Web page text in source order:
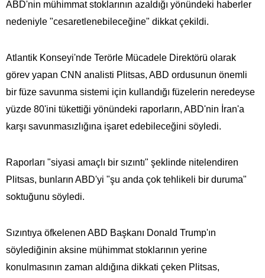
ABD'nin mühimmat stoklarının azaldığı yönündeki haberler
nedeniyle "cesaretlenebileceğine" dikkat çekildi.
Atlantik Konseyi'nde Terörle Mücadele Direktörü olarak
görev yapan CNN analisti Plitsas, ABD ordusunun önemli
bir füze savunma sistemi için kullandığı füzelerin neredeyse
yüzde 80'ini tükettiği yönündeki raporların, ABD'nin İran'a
karşı savunmasızlığına işaret edebileceğini söyledi.
Raporları "siyasi amaçlı bir sızıntı" şeklinde nitelendiren
Plitsas, bunların ABD'yi "şu anda çok tehlikeli bir duruma"
soktuğunu söyledi.
Sızıntıya öfkelenen ABD Başkanı Donald Trump'ın
söylediğinin aksine mühimmat stoklarının yerine
konulmasının zaman aldığına dikkati çeken Plitsas,